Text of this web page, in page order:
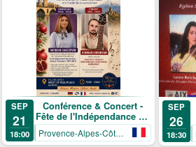
SEP
21
18:00
Conférence & Concert -
Fête de l'Indépendance de
l'Arménie Provence-Alpes-Côte-d’Azur
SEP
26
18:30